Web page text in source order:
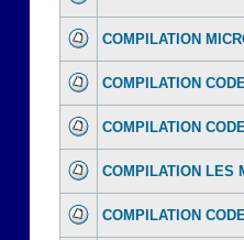
COMPILATION
COMPILATION
COMPILATION
COMPILATION LES
COMPILATION